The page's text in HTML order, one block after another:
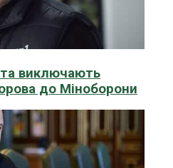
виключають
до Міноборони